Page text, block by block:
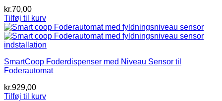
kr.70,00
Tilføj til kurv
SmartCoop Foderdispenser med Niveau Sensor til
Foderautomat
kr.929,00
Tilføj til kurv